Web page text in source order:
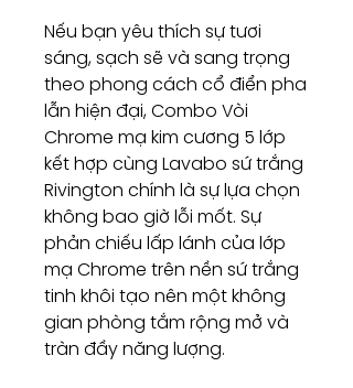
Nếu bạn yêu thích sự tươi
sáng, sạch sẽ và sang trọng
theo phong cách cổ điển pha
lẫn hiện đại, Combo Vòi
Chrome mạ kim cương 5 lớp
kết hợp cùng Lavabo sứ trắng
Rivington chính là sự lựa chọn
không bao giờ lỗi mốt. Sự
phản chiếu lấp lánh của lớp
mạ Chrome trên nền sứ trắng
tinh khôi tạo nên một không
gian phòng tắm rộng mở và
tràn đầy năng lượng.